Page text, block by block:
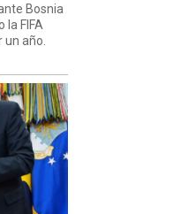
Bosnia
la FIFA
año.